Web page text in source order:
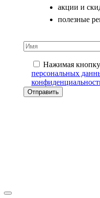
акции и
полезные
Нажимая кнопку
персональных